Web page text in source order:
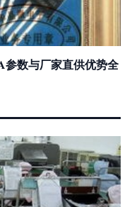
参数与厂家直供优势全